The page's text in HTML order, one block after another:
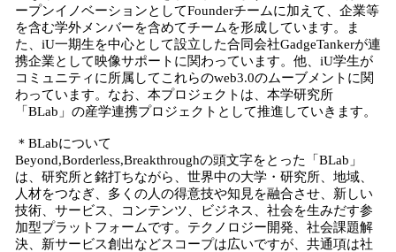
ープンイノベーションとしてFounderチームに加えて、企業等
を含む学外メンバーを含めてチームを形成しています。ま
た、iU一期生を中心として設立した合同会社GadgeTankerが連
携企業として映像サポートに関わっています。他、iU学生が
コミュニティに所属してこれらのweb3.0のムーブメントに関
わっています。なお、本プロジェクトは、本学研究所
「BLab」の産学連携プロジェクトとして推進していきます。
＊BLabについて
Beyond,Borderless,Breakthroughの頭⽂字をとった「BLab」
は、研究所と銘打ちながら、世界中の⼤学・研究所、地域、
⼈材をつなぎ、多くの⼈の得意技や知⾒を融合させ、新しい
技術、サービス、コンテンツ、ビジネス、社会を⽣みだす参
加型プラットフォームです。テクノロジー開発、社会課題解
決、新サービス創出などスコープは広いですが、共通項は社